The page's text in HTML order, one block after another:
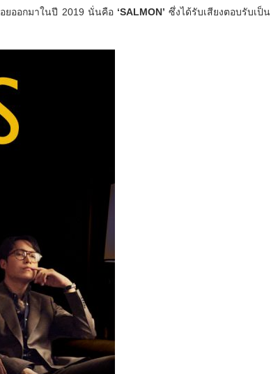
อยออกมาในปี 2019 นั่นคือ ‘SALMON’ ซึ่งได้รับเสียงตอบรับเป็น